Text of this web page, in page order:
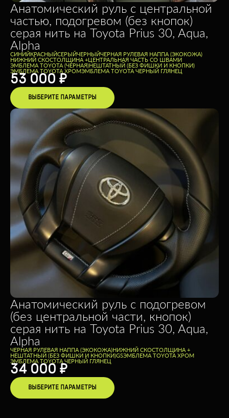
Анатомический руль с центральной
частью, подогревом (без кнопок)
серая нить на Toyota Prius 30, Aqua,
Alpha
CИНИЙКРАСНЫЙСЕРЫЙЧЕРНЫЙЧЕРНАЯ РУЛЕВАЯ НАППА (ЭКОКОЖА)
НИЖНИЙ СКОСТОЛЩИНА +ЦЕНТРАЛЬНАЯ ЧАСТЬ СО ШВАМИ
ЭМБЛЕМА TOYOTA (ЧЕРНАЯ)НЕШТАТНЫЙ (БЕЗ ФИШКИ И КНОПКИ)
ЭМБЛЕМА TOYOTA ХРОМЭМБЛЕМА TOYOTA ЧЕРНЫЙ ГЛЯНЕЦ
53 000 ₽
ВЫБЕРИТЕ ПАРАМЕТРЫ
Анатомический руль с подогревом
(без центральной части, кнопок)
серая нить на Toyota Prius 30, Aqua,
Alpha
ЧЕРНАЯ РУЛЕВАЯ НАППА (ЭКОКОЖА)НИЖНИЙ СКОСТОЛЩИНА +
НЕШТАТНЫЙ (БЕЗ ФИШКИ И КНОПКИ)GSЭМБЛЕМА TOYOTA ХРОМ
ЭМБЛЕМА TOYOTA ЧЕРНЫЙ ГЛЯНЕЦ
34 000 ₽
ВЫБЕРИТЕ ПАРАМЕТРЫ